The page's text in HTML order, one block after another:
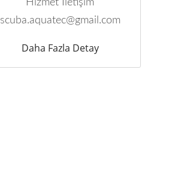
Hizmet İletişim
scuba.aquatec@gmail.com
Daha Fazla Detay